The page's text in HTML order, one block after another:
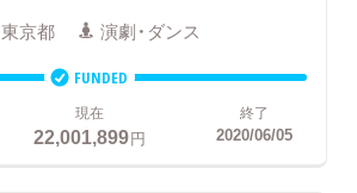
東京都 演劇・ダンス
FUNDED
現在
22,001,899円
終了
2020/06/05